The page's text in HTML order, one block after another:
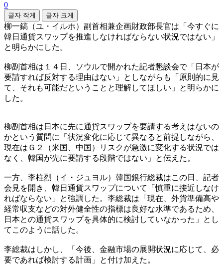
0
글자 작게 글자 크게
柳一鎬（ユ・イルホ）副首相兼企画財政部長官は「今すぐに
韓日通貨スワップを推進しなければならない状況ではない」
と明らかにした。
柳副首相は１４日、ソウルで開かれた記者懇談会で「日本が
要請すれば反対する理由はない」としながらも「原則的に見
て、それも可能だということと理解してほしい」と明らかに
した。
柳副首相は日本に先に通貨スワップを要請する考えはないの
かという質問に「状況変化に応じて異なると前提しながら、
現在はＧ２（米国、中国）リスクが急激に変化する状況では
なく、韓国が先に要請する段階ではない」と伝えた。
一方、李柱烈（イ・ジュヨル）韓国銀行総裁はこの日、記者
会見を開き、韓日通貨スワップについて「慎重に接近しなけ
ればならない」と強調した。李総裁は「現在、外貨準備高や
経常収支などの対外健全性の指標は良好な水準であるため、
日本との通貨スワップを具体的に検討していなかった」とし
てこのように話した。
李総裁はしかし、「今後、金融市場の展開状況に応じて、必
要であれば検討する計画」と付け加えた。